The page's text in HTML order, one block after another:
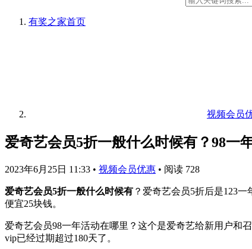
有奖之家首页
视频会员
爱奇艺会员5折一般什么时候有？98一
2023年6月25日 11:33 • 视频会员优惠 • 阅读 728
爱奇艺会员5折一般什么时候有 ？爱奇艺会员5折后是123
便宜25块钱。
爱奇艺会员98一年活动在哪里？这个是爱奇艺给新用户和
vip已经过期超过180天了。